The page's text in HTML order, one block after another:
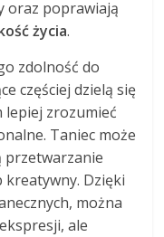
oraz poprawiają
życia.
zdolność do
częściej dzielą się
lepiej zrozumieć
Taniec może
przetwarzanie
kreatywny. Dzięki
można
ale